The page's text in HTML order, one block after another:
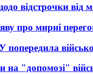
відстрочки від
про мирні
"допомозі"